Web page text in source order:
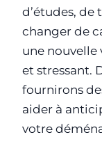
d’études,
changer de
une nouvelle
et stressant.
fournirons
aider à
votre